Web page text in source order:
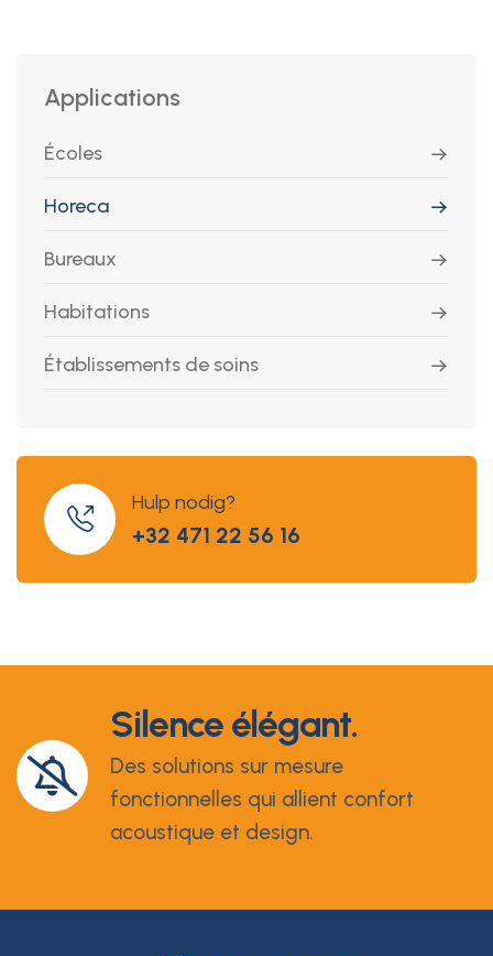
Applications
Écoles
Horeca
Bureaux
Habitations
Établissements de soins
Hulp nodig?
+32 471 22 56 16
Silence élégant.
Des solutions sur mesure
fonctionnelles qui allient confort
acoustique et design.